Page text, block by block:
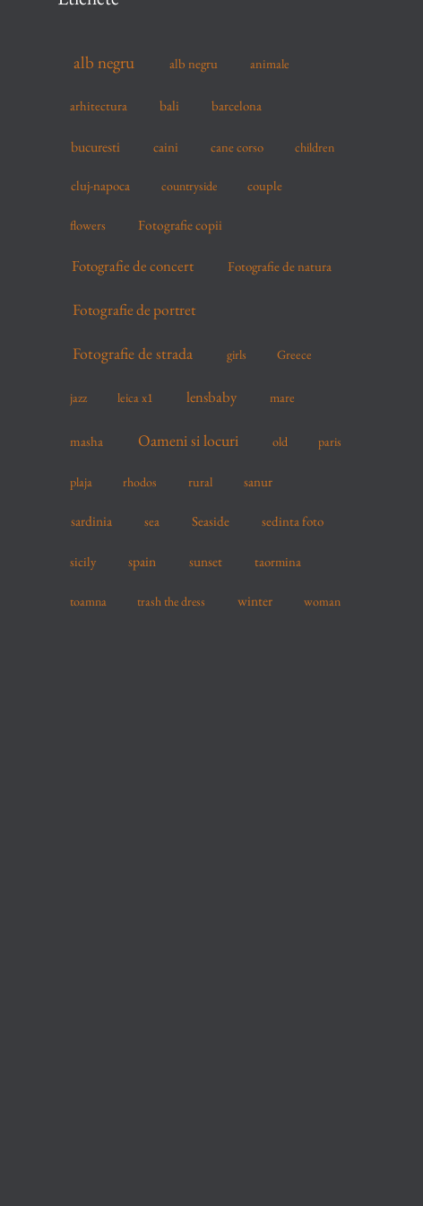
alb negru alb negru animale
arhitectura bali barcelona
bucuresti caini cane corso children
cluj-napoca countryside couple
flowers Fotografie copii
Fotografie de concert Fotografie de natura
Fotografie de portret
Fotografie de strada girls Greece
jazz leica x1 lensbaby mare
masha Oameni si locuri old paris
plaja rhodos rural sanur
sardinia sea Seaside sedinta foto
sicily spain sunset taormina
toamna trash the dress winter woman